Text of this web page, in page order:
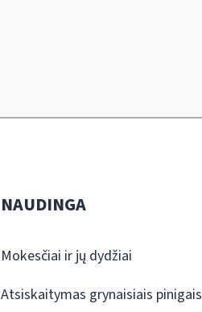
NAUDINGA
Mokesčiai ir jų dydžiai
Atsiskaitymas grynaisiais pinigais